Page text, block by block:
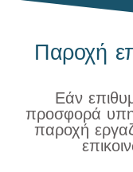
Παροχή
Εάν
προσφορά
παροχή